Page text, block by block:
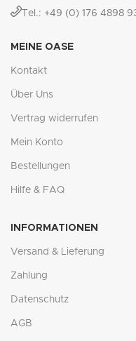
Tel.: +49 (0) 176 4898
MEINE OASE
Kontakt
Über Uns
Vertrag widerrufen
Mein Konto
Bestellungen
Hilfe & FAQ
INFORMATIONEN
Versand & Lieferung
Zahlung
Datenschutz
AGB